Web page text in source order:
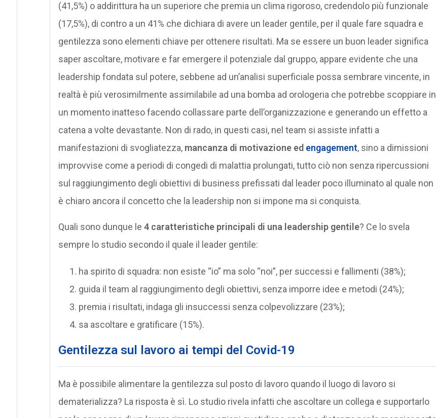
(41,5%) o addirittura ha un superiore che premia un clima rigoroso, credendolo più funzionale
(17,5%), di contro a un 41% che dichiara di avere un leader gentile, per il quale fare squadra e
gentilezza sono elementi chiave per ottenere risultati. Ma se essere un buon leader significa
saper ascoltare, motivare e far emergere il potenziale dal gruppo, appare evidente che una
leadership fondata sul potere, sebbene ad un’analisi superficiale possa sembrare vincente, in
realtà è più verosimilmente assimilabile ad una bomba ad orologeria che potrebbe scoppiare in
un momento inatteso facendo collassare parte dell’organizzazione e generando un effetto a
catena a volte devastante. Non di rado, in questi casi, nel team si assiste infatti a
manifestazioni di svogliatezza, mancanza di motivazione ed engagement, sino a dimissioni
improvvise come a periodi di congedi di malattia prolungati, tutto ciò non senza ripercussioni
sul raggiungimento degli obiettivi di business prefissati dal leader poco illuminato al quale non
è chiaro ancora il concetto che la leadership non si impone ma si conquista.
Quali sono dunque le 4 caratteristiche principali di una leadership gentile? Ce lo svela
sempre lo studio secondo il quale il leader gentile:
ha spirito di squadra: non esiste “io” ma solo “noi”, per successi e fallimenti (38%);
guida il team al raggiungimento degli obiettivi, senza imporre idee e metodi (24%);
premia i risultati, indaga gli insuccessi senza colpevolizzare (23%);
sa ascoltare e gratificare (15%).
Gentilezza sul lavoro ai tempi del Covid-19
Ma è possibile alimentare la gentilezza sul posto di lavoro quando il luogo di lavoro si
dematerializza? La risposta è sì. Lo studio rivela infatti che ascoltare un collega e supportarlo